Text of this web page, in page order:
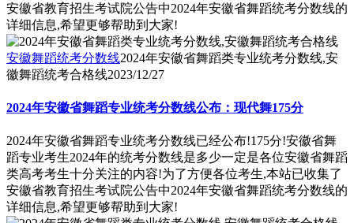
安徽省教育招生考试院公告中2024年安徽省舞蹈统考分数线的
详细信息,希望更够帮助到大家!
安徽舞蹈统考分数线2024年安徽省舞蹈类专业统考分数线,安
徽舞蹈统考合格线2023/12/27
2024年安徽省舞蹈专业统考分数线公布：现代舞175分
2024年安徽省舞蹈专业统考分数线已经公布!175分!安徽省舞
蹈专业考生2024年的统考分数线是多少一定是各位安徽省舞蹈
类高考考生十分关注的内容!为了方便各位考生,本站已收集了
安徽省教育招生考试院公告中2024年安徽省舞蹈统考分数线的
详细信息,希望更够帮助到大家!